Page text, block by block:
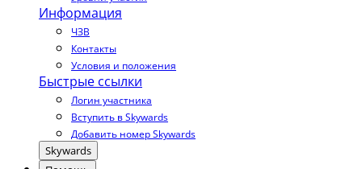
Информация
ЧЗВ
Контакты
Условия и положения
Быстрые ссылки
Логин участника
Вступить в Skywards
Добавить номер Skywards
Skywards